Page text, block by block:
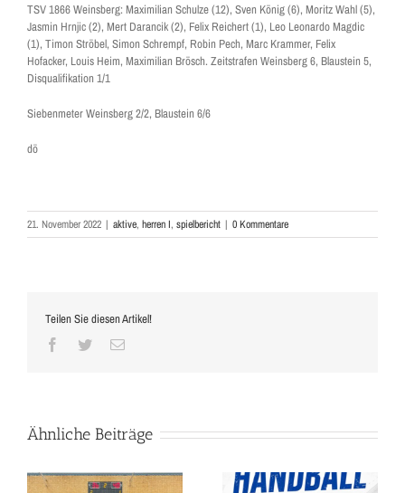
TSV 1866 Weinsberg: Maximilian Schulze (12), Sven König (6), Moritz Wahl (5),
Jasmin Hrnjic (2), Mert Darancik (2), Felix Reichert (1), Leo Leonardo Magdic
(1), Timon Ströbel, Simon Schrempf, Robin Pech, Marc Krammer, Felix
Hofacker, Louis Heim, Maximilian Brösch. Zeitstrafen Weinsberg 6, Blaustein 5,
Disqualifikation 1/1
Siebenmeter Weinsberg 2/2, Blaustein 6/6
dö
21. November 2022 | aktive, herren I, spielbericht | 0 Kommentare
Teilen Sie diesen Artikel!
Facebook
TwitterE-
Ähnliche Beiträge